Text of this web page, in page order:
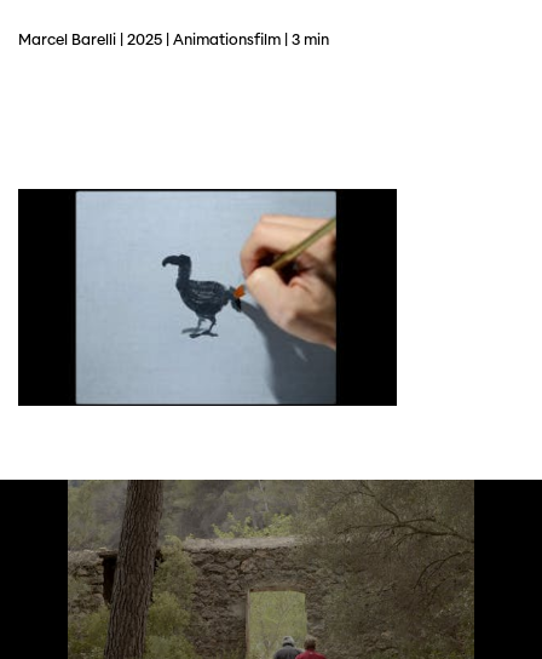
Marcel Barelli | 2025 | Animationsfilm | 3 min